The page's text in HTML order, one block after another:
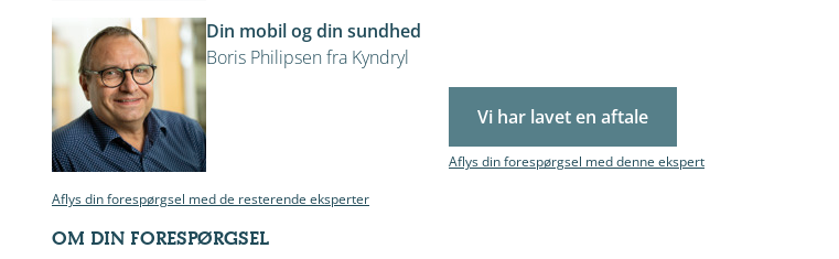
Din mobil og din sundhed
Boris Philipsen fra Kyndryl
Vi har lavet en aftale
Aflys din forespørgsel med denne ekspert
Aflys din forespørgsel med de resterende eksperter
OM DIN FORESPØRGSEL